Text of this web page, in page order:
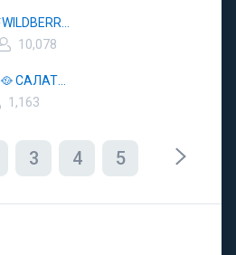
10,078
1,163
3 4 5